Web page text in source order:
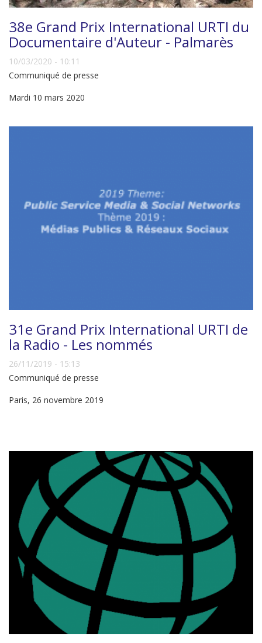
38e Grand Prix International URTI du
Documentaire d'Auteur - Palmarès
10/03/2020 - 10:11
Communiqué de presse
Mardi 10 mars 2020
31e Grand Prix International URTI de
la Radio - Les nommés
26/11/2019 - 15:13
Communiqué de presse
Paris, 26 novembre 2019